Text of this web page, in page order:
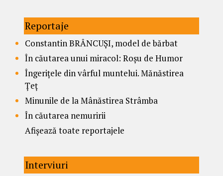
Reportaje
Constantin BRÂNCUȘI, model de bărbat
În căutarea unui miracol: Roșu de Humor
Îngerițele din vârful muntelui. Mănăstirea
Țeț
Minunile de la Mânăstirea Strâmba
În căutarea nemuririi
Afișează toate reportajele
Interviuri